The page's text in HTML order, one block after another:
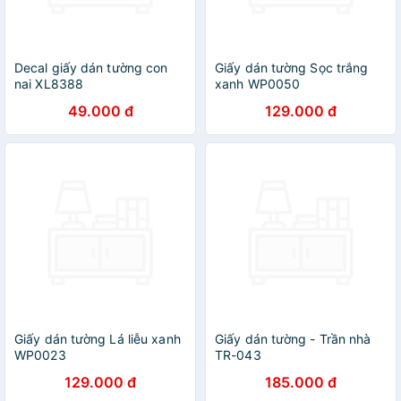
Decal giấy dán tường con
nai XL8388
49.000 đ
Giấy dán tường Sọc trắng
xanh WP0050
129.000 đ
Giấy dán tường Lá liễu xanh
WP0023
129.000 đ
Giấy dán tường - Trần nhà
TR-043
185.000 đ